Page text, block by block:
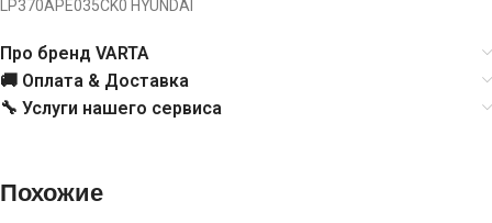
LP370APE035CK0 HYUNDAI
Про бренд VARTA
🚚 Оплата & Доставка
🔧 Услуги нашего сервиса
Похожие